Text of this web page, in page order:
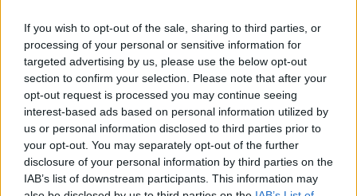
If you wish to opt-out of the sale, sharing to third parties, or
processing of your personal or sensitive information for
targeted advertising by us, please use the below opt-out
section to confirm your selection. Please note that after your
opt-out request is processed you may continue seeing
interest-based ads based on personal information utilized by
us or personal information disclosed to third parties prior to
your opt-out. You may separately opt-out of the further
disclosure of your personal information by third parties on the
IAB’s list of downstream participants. This information may
en ethische overwegingen. Het afwijzen van deze
motie laat zien hoe politiek en consumentengedrag
met elkaar verweven zijn. De keuzes in de
gemeenteraad hebben een directe impact op de
lokale economie en de sociale cohesie in de
gemeenschap. Hoeveel invloed hebben we
eigenlijk op de beslissingen die onze levens
vormgeven?